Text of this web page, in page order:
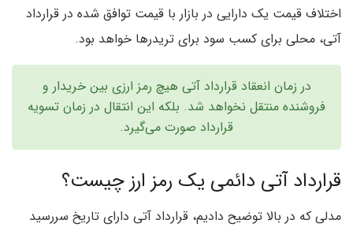
اختلاف قیمت یک دارایی در بازار با قیمت توافق شده در قرارداد
آتی، محلی برای کسب سود برای تریدرها خواهد بود.
در زمان انعقاد قرارداد آتی هیچ رمز ارزی بین خریدار و
فروشنده منتقل نخواهد شد. بلکه این انتقال در زمان تسویه
قرارداد صورت می‌گیرد.
قرارداد آتی دائمی یک رمز ارز چیست؟
مدلی که در بالا توضیح دادیم، قرارداد آتی دارای تاریخ سررسید